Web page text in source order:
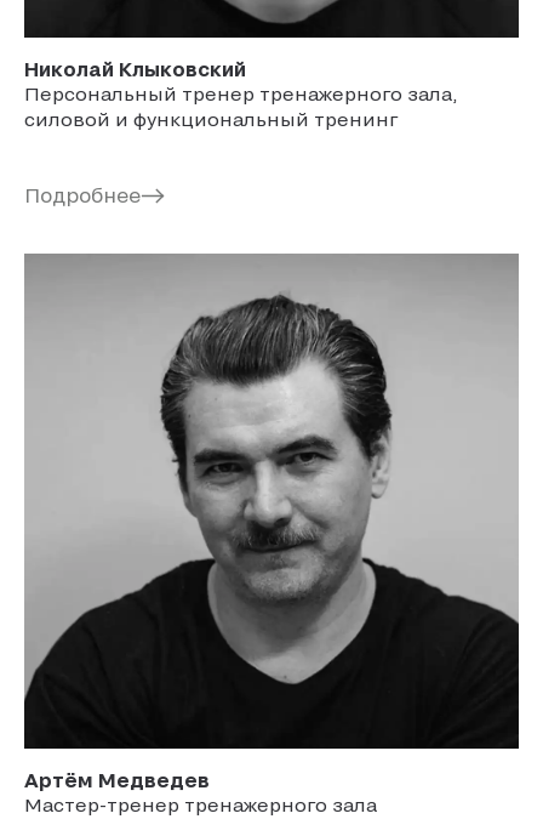
Николай Клыковский
Персональный тренер тренажерного зала,
силовой и функциональный тренинг
Подробнее
Артём Медведев
Мастер-тренер тренажерного зала